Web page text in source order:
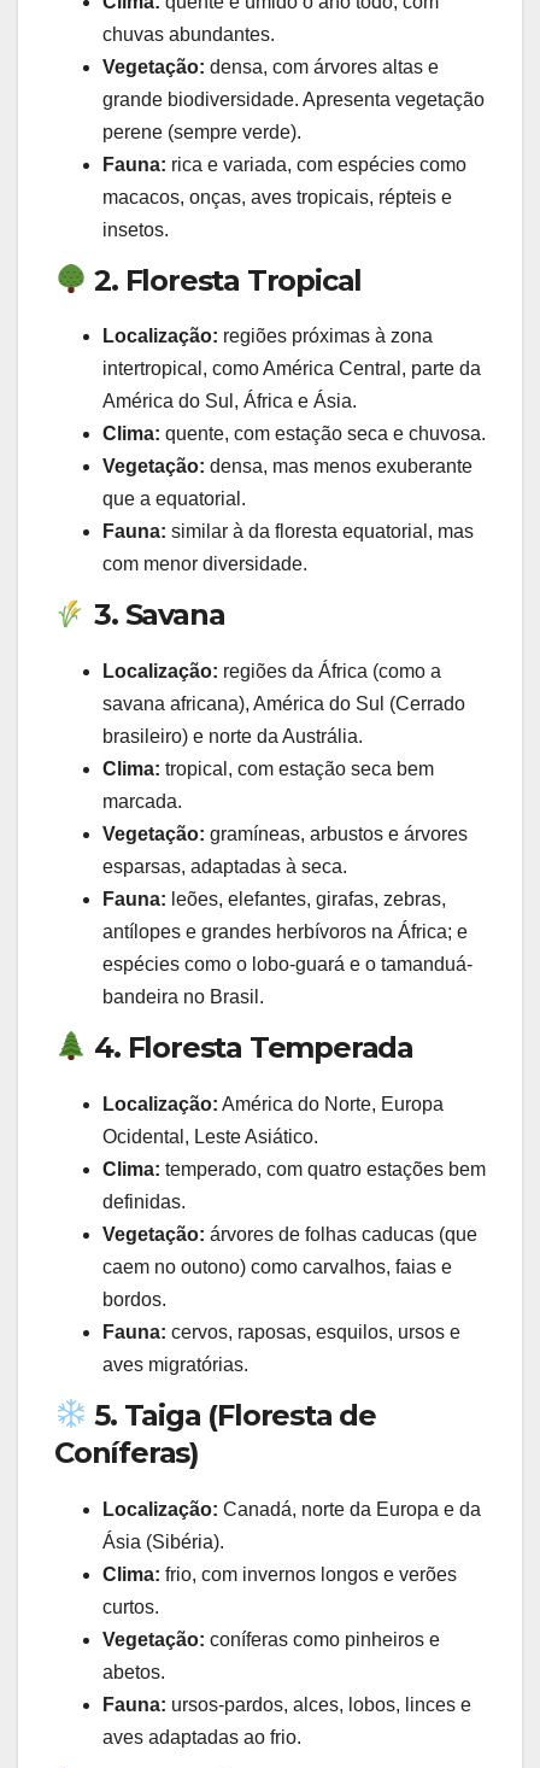
chuvas abundantes.
Vegetação: densa, com árvores altas e
grande biodiversidade. Apresenta vegetação
perene (sempre verde).
Fauna: rica e variada, com espécies como
macacos, onças, aves tropicais, répteis e
insetos.
2. Floresta Tropical
Localização: regiões próximas à zona
intertropical, como América Central, parte da
América do Sul, África e Ásia.
Clima: quente, com estação seca e chuvosa.
Vegetação: densa, mas menos exuberante
que a equatorial.
Fauna: similar à da floresta equatorial, mas
com menor diversidade.
3. Savana
Localização: regiões da África (como a
savana africana), América do Sul (Cerrado
brasileiro) e norte da Austrália.
Clima: tropical, com estação seca bem
marcada.
Vegetação: gramíneas, arbustos e árvores
esparsas, adaptadas à seca.
Fauna: leões, elefantes, girafas, zebras,
antílopes e grandes herbívoros na África; e
espécies como o lobo-guará e o tamanduá-
bandeira no Brasil.
4. Floresta Temperada
Localização: América do Norte, Europa
Ocidental, Leste Asiático.
Clima: temperado, com quatro estações bem
definidas.
Vegetação: árvores de folhas caducas (que
caem no outono) como carvalhos, faias e
bordos.
Fauna: cervos, raposas, esquilos, ursos e
aves migratórias.
5. Taiga (Floresta de
Coníferas)
Localização: Canadá, norte da Europa e da
Ásia (Sibéria).
Clima: frio, com invernos longos e verões
curtos.
Vegetação: coníferas como pinheiros e
abetos.
Fauna: ursos-pardos, alces, lobos, linces e
aves adaptadas ao frio.